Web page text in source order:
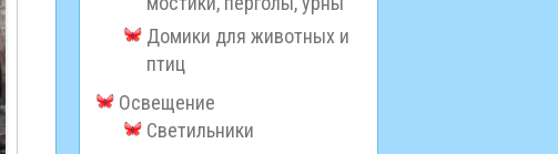
Домики для животных и
птиц
Освещение
Светильники